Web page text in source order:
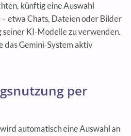
künftig eine Auswahl
etwa Chats, Dateien oder Bilder
seiner KI-Modelle zu verwenden.
das Gemini-System aktiv
per
automatisch eine Auswahl an